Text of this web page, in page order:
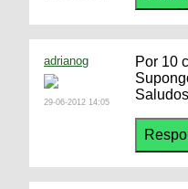
adrianog
29-06-2012 14:05
Por 10